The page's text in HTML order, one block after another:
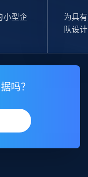
小型企
为具
队设计
吗？